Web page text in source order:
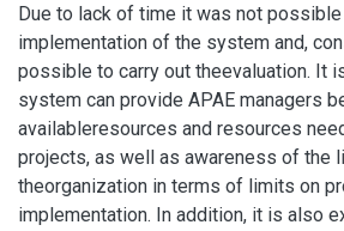
Due to lack of time it was not
implementation of the system and,
possible to carry out theevaluation. It
system can provide APAE managers
availableresources and resources
projects, as well as awareness of the
theorganization in terms of limits on
implementation. In addition, it is also